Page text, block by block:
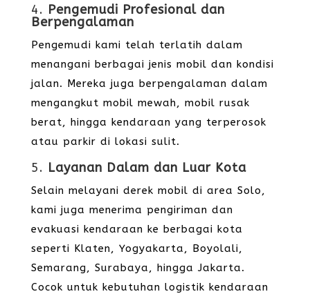
4. Pengemudi Profesional dan
Berpengalaman
Pengemudi kami telah terlatih dalam
menangani berbagai jenis mobil dan kondisi
jalan. Mereka juga berpengalaman dalam
mengangkut mobil mewah, mobil rusak
berat, hingga kendaraan yang terperosok
atau parkir di lokasi sulit.
5. Layanan Dalam dan Luar Kota
Selain melayani derek mobil di area Solo,
kami juga menerima pengiriman dan
evakuasi kendaraan ke berbagai kota
seperti Klaten, Yogyakarta, Boyolali,
Semarang, Surabaya, hingga Jakarta.
Cocok untuk kebutuhan logistik kendaraan